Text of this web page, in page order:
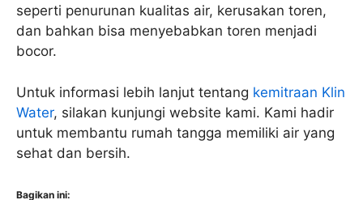
seperti penurunan kualitas air, kerusakan toren,
dan bahkan bisa menyebabkan toren menjadi
bocor.
Untuk informasi lebih lanjut tentang kemitraan Klin
Water, silakan kunjungi website kami. Kami hadir
untuk membantu rumah tangga memiliki air yang
sehat dan bersih.
Bagikan ini: